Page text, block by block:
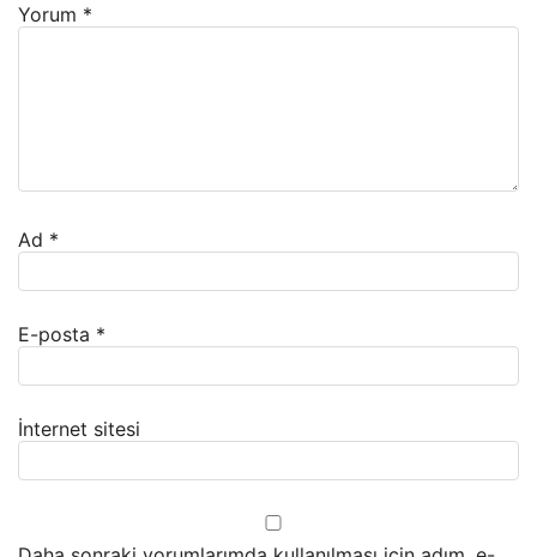
Yorum *
Ad *
E-posta *
İnternet sitesi